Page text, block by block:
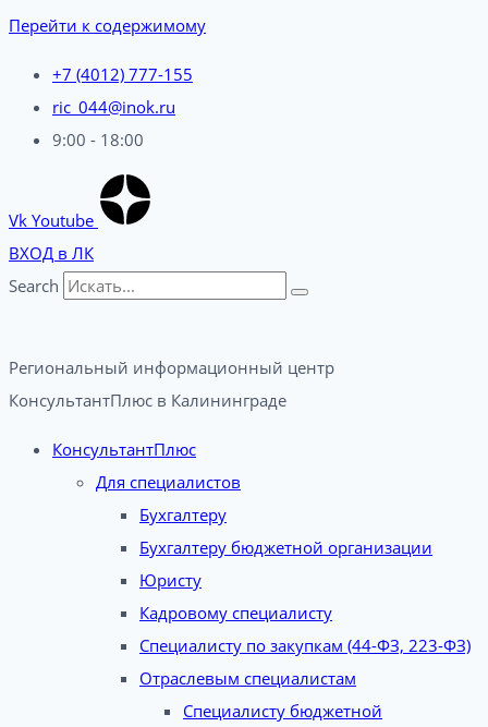
Перейти к содержимому
+7 (4012) 777-155
ric_044@inok.ru
9:00 - 18:00
Vk Youtube
ВХОД в ЛК
Search
Региональный информационный центр
КонсультантПлюс в Калининграде​
КонсультантПлюс
Для специалистов
Бухгалтеру
Бухгалтеру бюджетной организации
Юристу
Кадровому специалисту
Специалисту по закупкам (44-ФЗ, 223-ФЗ)
Отраслевым специалистам
Специалисту бюджетной